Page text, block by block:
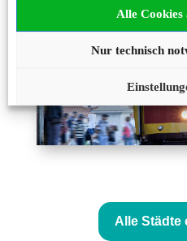
Alle Cookies
Nur technisch
Alle Städte